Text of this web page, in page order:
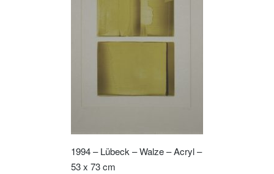
1994 – Lübeck – Walze – Acryl –
53 x 73 cm